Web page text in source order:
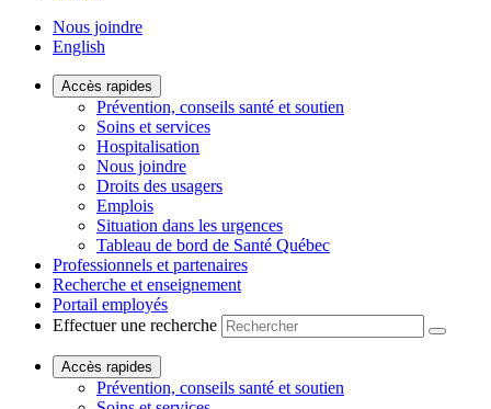
Nous joindre
English
Accès rapides
Prévention, conseils santé et soutien
Soins et services
Hospitalisation
Nous joindre
Droits des usagers
Emplois
Situation dans les urgences
Tableau de bord de Santé Québec
Professionnels et partenaires
Recherche et enseignement
Portail employés
Effectuer une recherche
Accès rapides
Prévention, conseils santé et soutien